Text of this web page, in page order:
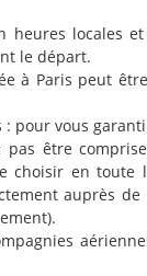
heures locales
le départ.
à Paris peut
pour vous
être
choisir en toute
auprès